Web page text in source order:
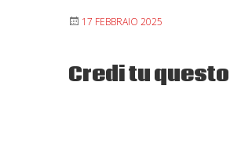
17 FEBBRAIO 2025
Credi tu